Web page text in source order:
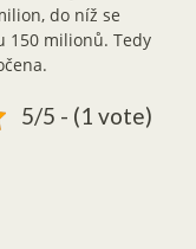
do níž se
150 milionů. Tedy
5/5 - (1 vote)